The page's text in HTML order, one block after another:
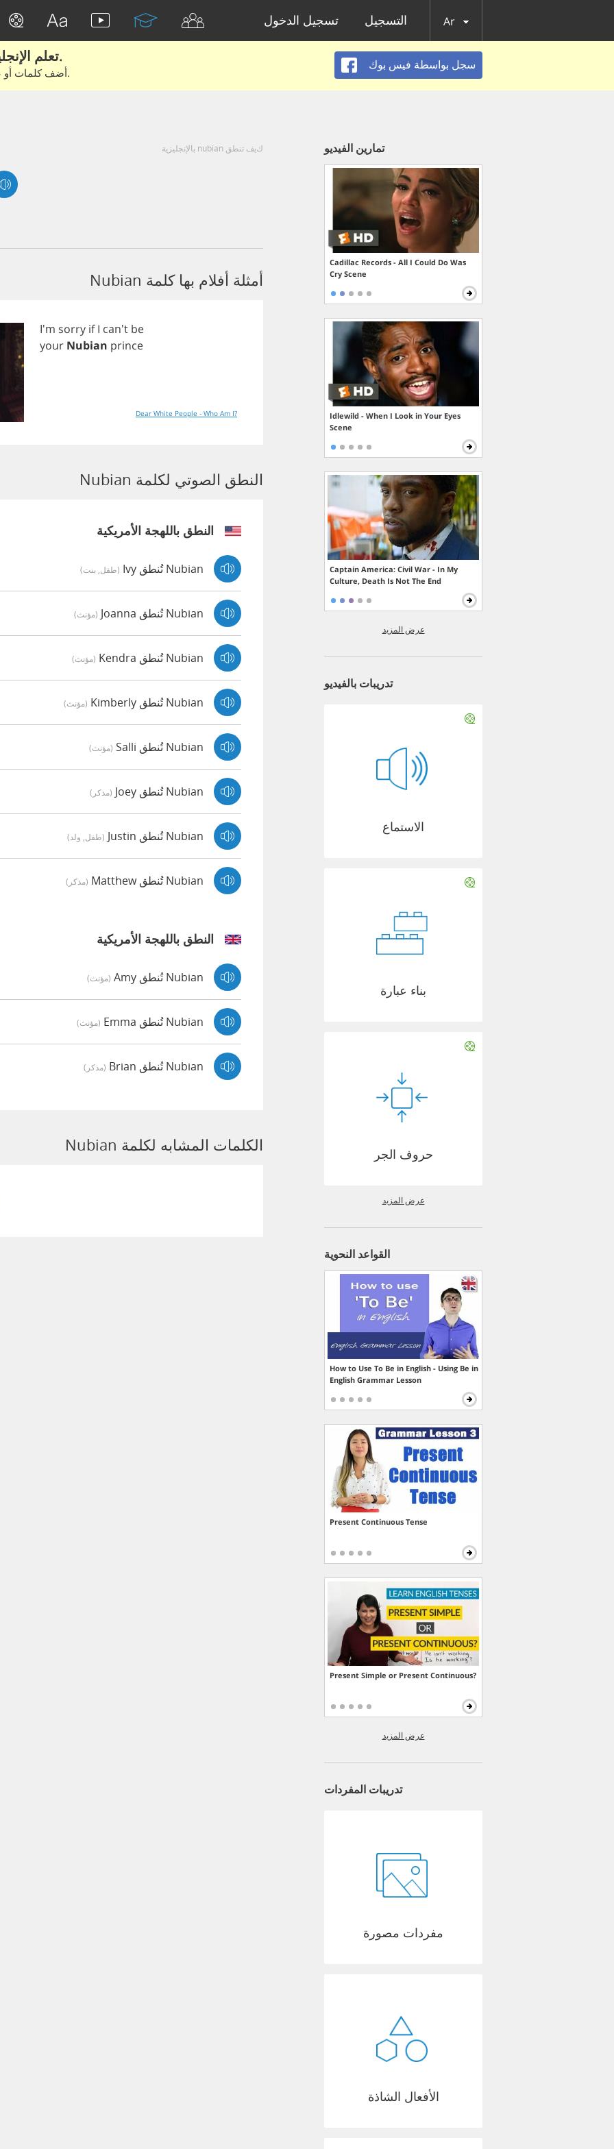
تسجيل الدخول التسجيل Ar
تعلم الإنجليزية الحقيقية من الأفلام والكتب.
أضف كلمات أو عبارات للتعلم والتدريب مع متعلمين آخرين.
سجل بواسطة فيس بوك
كيف تنطق nubian بالإنجليزية
أمثلة أفلام بها كلمة Nubian
I'm sorry if I can't be
your Nubian prince
Dear White People - Who Am I?
النطق الصوتي لكلمة Nubian
النطق باللهجة الأمريكية
Nubian تُنطق Ivy (طفل, بنت)
Nubian تُنطق Joanna (مؤنث)
Nubian تُنطق Kendra (مؤنث)
Nubian تُنطق Kimberly (مؤنث)
Nubian تُنطق Salli (مؤنث)
Nubian تُنطق Joey (مذكر)
Nubian تُنطق Justin (طفل, ولد)
Nubian تُنطق Matthew (مذكر)
النطق باللهجة الأمريكية
Nubian تُنطق Amy (مؤنث)
Nubian تُنطق Emma (مؤنث)
Nubian تُنطق Brian (مذكر)
الكلمات المشابه لكلمة Nubian
تمارين الفيديو
Cadillac Records - All I Could Do Was
Cry Scene
Idlewild - When I Look in Your Eyes
Scene
Captain America: Civil War - In My
Culture, Death Is Not The End
عرض المزيد
تدريبات بالفيديو
الاستماع
بناء عبارة
حروف الجر
عرض المزيد
القواعد النحوية
How to Use To Be in English - Using Be in
English Grammar Lesson
Present Continuous Tense
Present Simple or Present Continuous?
عرض المزيد
تدريبات المفردات
مفردات مصورة
الأفعال الشاذة